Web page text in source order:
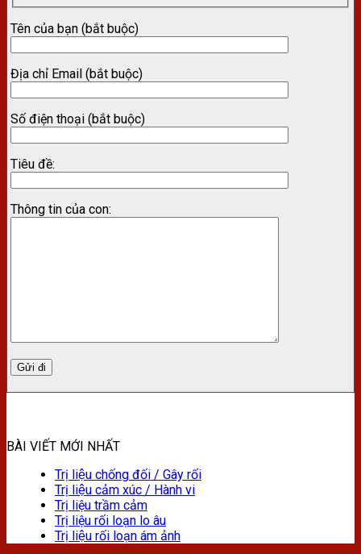
Tên của bạn (bắt buộc)
Địa chỉ Email (bắt buộc)
Số điện thoại (bắt buộc)
Tiêu đề:
Thông tin của con:
BÀI VIẾT MỚI NHẤT
Trị liệu chống đối / Gây rối
Trị liệu cảm xúc / Hành vi
Trị liệu trầm cảm
Trị liệu rối loạn lo âu
Trị liệu rối loạn ám ảnh